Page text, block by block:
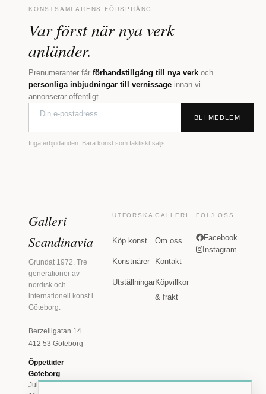
KONSTSAMLARENS FÖRSPRÅNG
Var först när nya verk
anländer.
Prenumeranter får förhandstillgång till nya verk och
personliga inbjudningar till vernissage innan vi
annonserar offentligt.
BLI MEDLEM
Inga erbjudanden. Bara konst som faktiskt säljs.
Galleri
Scandinavia
Grundat 1972. Tre
generationer av
nordisk och
internationell konst i
Göteborg.
Berzeliigatan 14
412 53 Göteborg
Öppettider
Göteborg
Juli: Tis 11-18 · Lör
UTFORSKA
Köp konst
Konstnärer
Utställningar
GALLERI
Om oss
Kontakt
Köpvillkor
& frakt
FÖLJ OSS
Facebook
Instagram